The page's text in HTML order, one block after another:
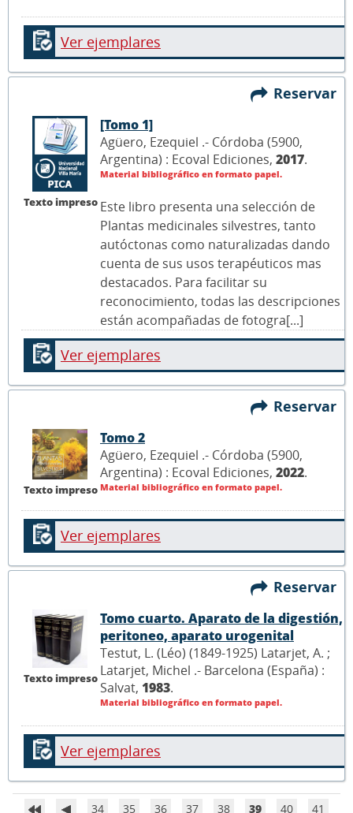
Ver ejemplares
Reservar
Texto impreso
[Tomo 1]
Agüero, Ezequiel .- Córdoba (5900,
Argentina) : Ecoval Ediciones, 2017.
Material bibliográfico en formato papel.
Este libro presenta una selección de
Plantas medicinales silvestres, tanto
autóctonas como naturalizadas dando
cuenta de sus usos terapéuticos mas
destacados. Para facilitar su
reconocimiento, todas las descripciones
están acompañadas de fotogra[...]
Ver ejemplares
Reservar
Texto impreso
Tomo 2
Agüero, Ezequiel .- Córdoba (5900,
Argentina) : Ecoval Ediciones, 2022.
Material bibliográfico en formato papel.
Ver ejemplares
Reservar
Texto impreso
Tomo cuarto. Aparato de la digestión,
peritoneo, aparato urogenital
Testut, L. (Léo) (1849-1925) Latarjet, A. ;
Latarjet, Michel .- Barcelona (España) :
Salvat, 1983.
Material bibliográfico en formato papel.
Ver ejemplares
34 35 36 37 38 39 40 41